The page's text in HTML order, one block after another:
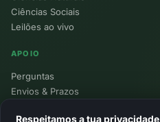
Ciências Sociais
Leilões ao vivo
APOIO
Perguntas
Envios & Prazos
Respeitamos a tua privacidade